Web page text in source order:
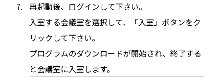
再起動後、ログインして下さい。
入室する会議室を選択して、「入室」ボタンをク
リックして下さい。
プログラムのダウンロードが開始され、終了する
と会議室に入室します。